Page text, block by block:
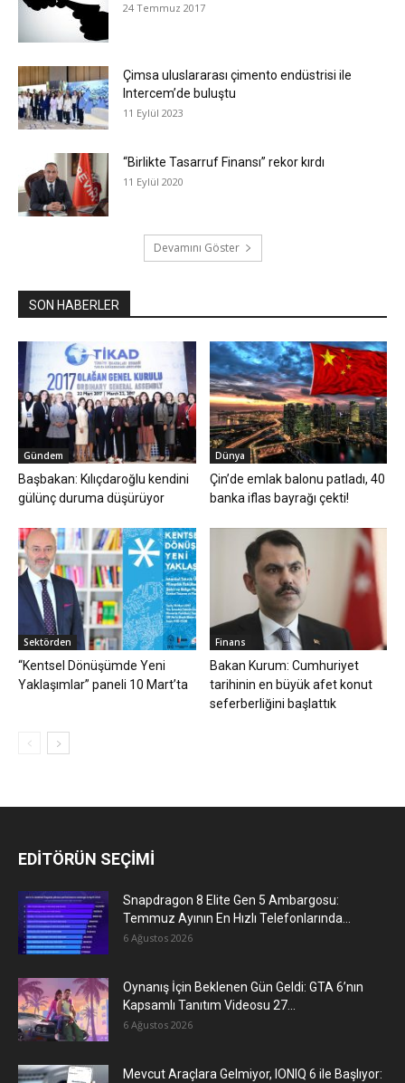
24 Temmuz 2017
Çimsa uluslararası çimento endüstrisi ile
Intercem’de buluştu
11 Eylül 2023
“Birlikte Tasarruf Finansı” rekor kırdı
11 Eylül 2020
Devamını Göster
SON HABERLER
Gündem
Başbakan: Kılıçdaroğlu kendini
gülünç duruma düşürüyor
Dünya
Çin’de emlak balonu patladı, 40
banka iflas bayrağı çekti!
Sektörden
“Kentsel Dönüşümde Yeni
Yaklaşımlar” paneli 10 Mart’ta
Finans
Bakan Kurum: Cumhuriyet
tarihinin en büyük afet konut
seferberliğini başlattık
EDİTÖRÜN SEÇİMİ
Snapdragon 8 Elite Gen 5 Ambargosu:
Temmuz Ayının En Hızlı Telefonlarında...
6 Ağustos 2026
Oynanış İçin Beklenen Gün Geldi: GTA 6’nın
Kapsamlı Tanıtım Videosu 27...
6 Ağustos 2026
Mevcut Araçlara Gelmiyor, IONIQ 6 ile Başlıyor: